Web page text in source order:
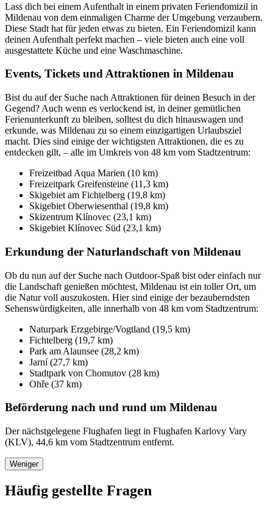
Lass dich bei einem Aufenthalt in einem privaten Feriendomizil in
Mildenau von dem einmaligen Charme der Umgebung verzaubern.
Diese Stadt hat für jeden etwas zu bieten. Ein Feriendomizil kann
deinen Aufenthalt perfekt machen – viele bieten auch eine voll
ausgestattete Küche und eine Waschmaschine.
Events, Tickets und Attraktionen in Mildenau
Bist du auf der Suche nach Attraktionen für deinen Besuch in der
Gegend? Auch wenn es verlockend ist, in deiner gemütlichen
Ferienunterkunft zu bleiben, solltest du dich hinauswagen und
erkunde, was Mildenau zu so einem einzigartigen Urlaubsziel
macht. Dies sind einige der wichtigsten Attraktionen, die es zu
entdecken gilt, – alle im Umkreis von 48 km vom Stadtzentrum:
Freizeitbad Aqua Marien (10 km)
Freizeitpark Greifensteine (11,3 km)
Skigebiet am Fichtelberg (19,8 km)
Skigebiet Oberwiesenthal (19,8 km)
Skizentrum Klínovec (23,1 km)
Skigebiet Klínovec Süd (23,1 km)
Erkundung der Naturlandschaft von Mildenau
Ob du nun auf der Suche nach Outdoor-Spaß bist oder einfach nur
die Landschaft genießen möchtest, Mildenau ist ein toller Ort, um
die Natur voll auszukosten. Hier sind einige der bezauberndsten
Sehenswürdigkeiten, alle innerhalb von 48 km vom Stadtzentrum:
Naturpark Erzgebirge/Vogtland (19,5 km)
Fichtelberg (19,7 km)
Park am Alaunsee (28,2 km)
Jarní (27,7 km)
Stadtpark von Chomutov (28 km)
Ohře (37 km)
Beförderung nach und rund um Mildenau
Der nächstgelegene Flughafen liegt in Flughafen Karlovy Vary
(KLV), 44,6 km vom Stadtzentrum entfernt.
Weniger
Häufig gestellte Fragen